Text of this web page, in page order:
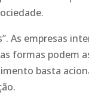
As empresas
formas podem
basta